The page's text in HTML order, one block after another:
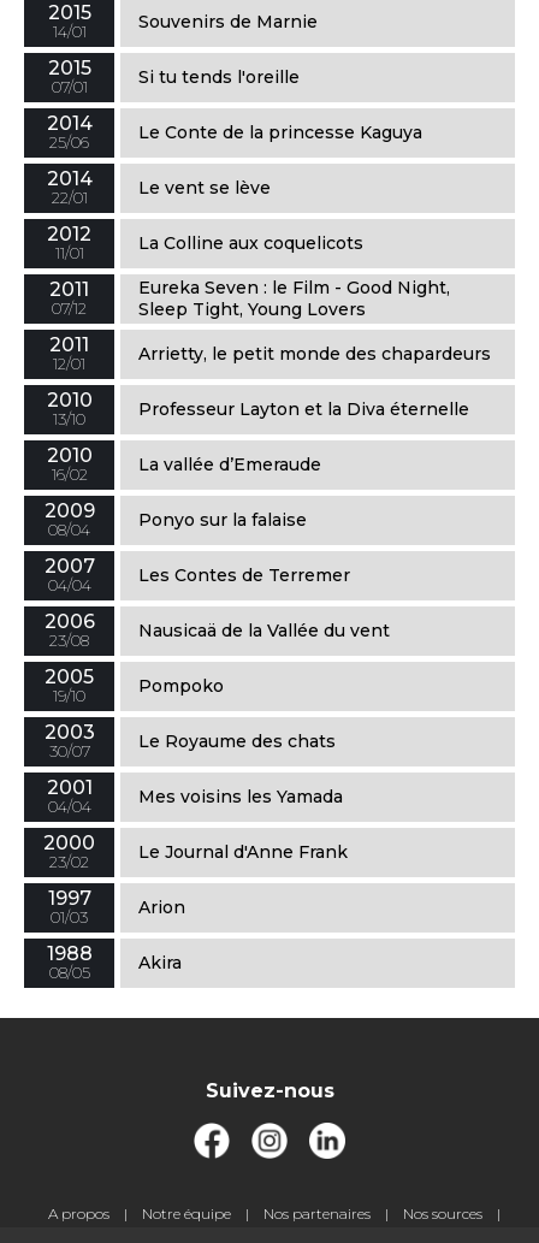
2015
14/01 Souvenirs de Marnie
2015
07/01 Si tu tends l'oreille
2014
25/06 Le Conte de la princesse Kaguya
2014
22/01 Le vent se lève
2012
11/01 La Colline aux coquelicots
2011
07/12
Eureka Seven : le Film - Good Night,
Sleep Tight, Young Lovers
2011
12/01 Arrietty, le petit monde des chapardeurs
2010
13/10 Professeur Layton et la Diva éternelle
2010
16/02 La vallée d’Emeraude
2009
08/04 Ponyo sur la falaise
2007
04/04 Les Contes de Terremer
2006
23/08 Nausicaä de la Vallée du vent
2005
19/10 Pompoko
2003
30/07 Le Royaume des chats
2001
04/04 Mes voisins les Yamada
2000
23/02 Le Journal d'Anne Frank
1997
01/03 Arion
1988
08/05 Akira
Suivez-nous
PiedA propos Notre équipe Nos partenaires
Nos sources